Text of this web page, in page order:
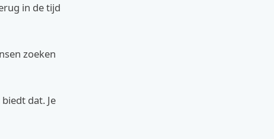
in de tijd
zoeken
dat. Je